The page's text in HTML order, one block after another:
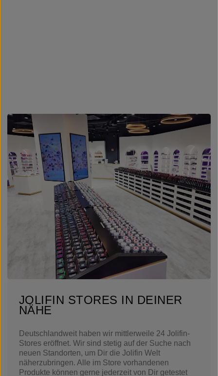
JOLIFIN STORES IN DEINER
NÄHE
Deutschlandweit haben wir mittlerweile 24 Jolifin-
Stores eröffnet. Wir sind stetig auf der Suche nach
neuen Standorten, um Dir die Jolifin Welt
näherzubringen. Alle im Store vorhandenen
Produkte können gerne jederzeit von Dir getestet